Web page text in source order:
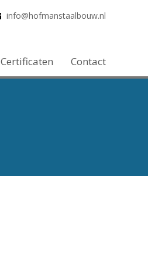
info@hofmanstaalbouw.nl
Certificaten Contact